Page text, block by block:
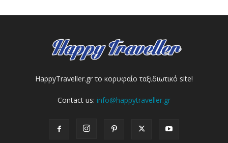
HappyTraveller.gr το κορυφαίο ταξιδιωτικό site!
Contact us: info@happytraveller.gr